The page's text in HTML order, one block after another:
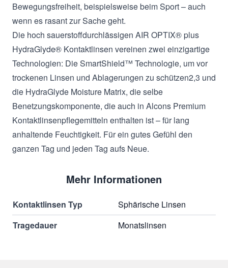
Bewegungsfreiheit, beispielsweise beim Sport – auch
wenn es rasant zur Sache geht.
Die hoch sauerstoffdurchlässigen AIR OPTIX® plus
HydraGlyde® Kontaktlinsen vereinen zwei einzigartige
Technologien: Die SmartShield™ Technologie, um vor
trockenen Linsen und Ablagerungen zu schützen2,3 und
die HydraGlyde Moisture Matrix, die selbe
Benetzungskomponente, die auch in Alcons Premium
Kontaktlinsenpflegemitteln enthalten ist – für lang
anhaltende Feuchtigkeit. Für ein gutes Gefühl den
ganzen Tag und jeden Tag aufs Neue.
Mehr Informationen
Kontaktlinsen Typ
Sphärische Linsen
Tragedauer
Monatslinsen